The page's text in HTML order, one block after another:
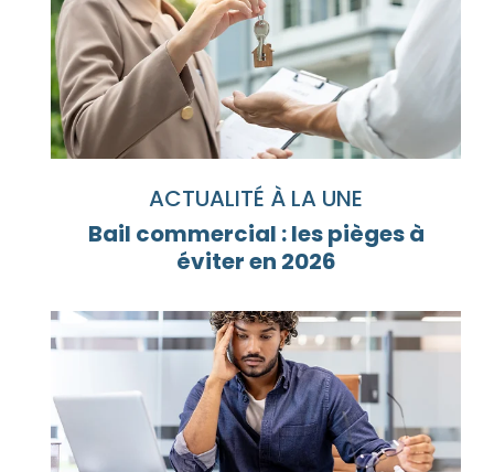
ACTUALITÉ À LA UNE
Bail commercial : les pièges à
éviter en 2026